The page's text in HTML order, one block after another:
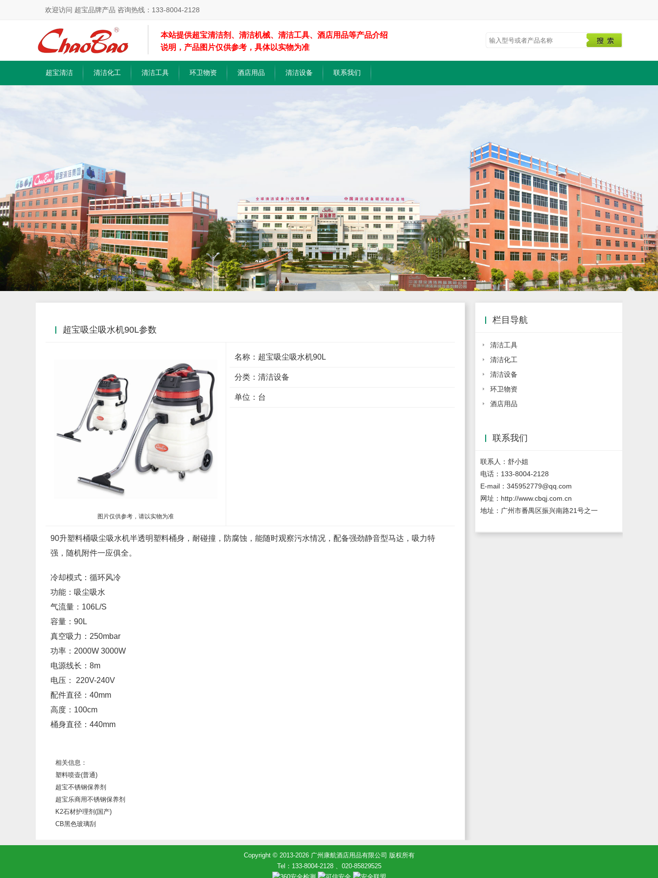
欢迎访问 超宝品牌产品 咨询热线：133-8004-2128
本站提供超宝清洁剂、清洁机械、清洁工具、酒店用品等产品介绍
说明，产品图片仅供参考，具体以实物为准
超宝清洁 清洁化工 清洁工具 环卫物资 酒店用品 清洁设备 联系我们
超宝吸尘吸水机90L参数
图片仅供参考，请以实物为准
名称：超宝吸尘吸水机90L
分类：清洁设备
单位：台
90升塑料桶吸尘吸水机半透明塑料桶身，耐碰撞，防腐蚀，能随时观察污水情况，配备强劲静音型马达，吸力特
强，随机附件一应俱全。
冷却模式：循环风冷
功能：吸尘吸水
气流量：106L/S
容量：90L
真空吸力：250mbar
功率：2000W 3000W
电源线长：8m
电压： 220V-240V
配件直径：40mm
高度：100cm
桶身直径：440mm
相关信息：
塑料喷壶(普通)
超宝不锈钢保养剂
超宝乐商用不锈钢保养剂
K2石材护理剂(国产)
CB黑色玻璃刮
栏目导航
清洁工具
清洁化工
清洁设备
环卫物资
酒店用品
联系我们
联系人：舒小姐
电话：133-8004-2128
E-mail：345952779@qq.com
网址：http://www.cbqj.com.cn
地址：广州市番禺区振兴南路21号之一
Copyright © 2013-2026 广州康航酒店用品有限公司 版权所有
Tel：133-8004-2128 、020-85829525